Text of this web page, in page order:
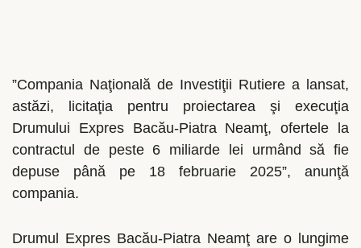
”Compania Naţională de Investiţii Rutiere a lansat,
astăzi, licitaţia pentru proiectarea şi execuţia
Drumului Expres Bacău-Piatra Neamţ, ofertele la
contractul de peste 6 miliarde lei urmând să fie
depuse până pe 18 februarie 2025”, anunţă
compania.
Drumul Expres Bacău-Piatra Neamţ are o lungime